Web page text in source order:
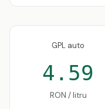
GPL auto
4.59
RON / litru